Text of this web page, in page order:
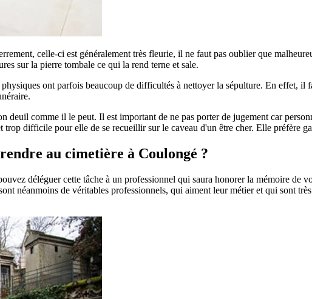
celle-ci est généralement très fleurie, il ne faut pas oublier que
sur la pierre tombale ce qui la rend terne et sale.
ont parfois beaucoup de difficultés à nettoyer la sépulture. En effet, il
deuil comme il le peut. Il est important de ne pas porter de jugement car
difficile pour elle de se recueillir sur le caveau d'un être cher. Elle préfère
au cimetière à Coulongé ?
déléguer cette tâche à un professionnel qui saura honorer la mémoire de
néanmoins de véritables professionnels, qui aiment leur métier et qui sont